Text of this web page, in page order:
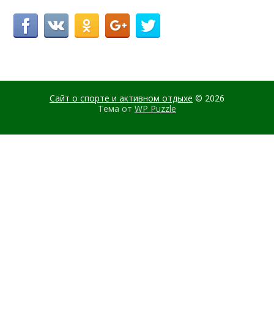
Сайт о спорте и активном отдыхе © 2026
Тема от WP Puzzle